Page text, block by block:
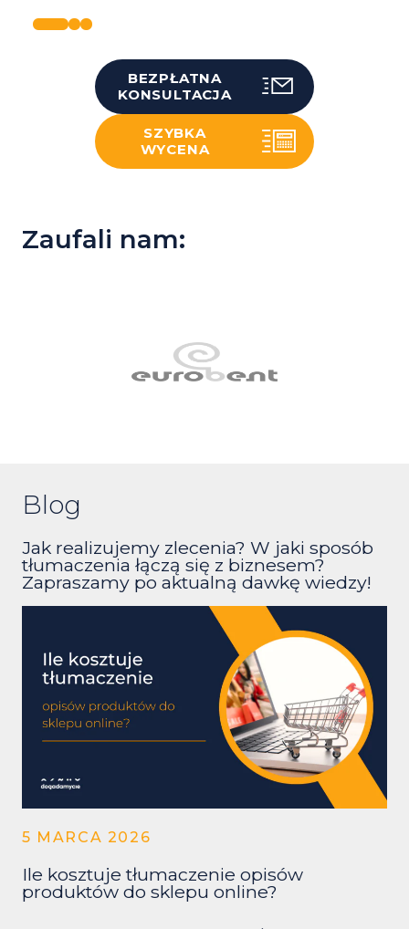
BEZPŁATNA
KONSULTACJA
SZYBKA
WYCENA
Zaufali nam:
Blog
Jak realizujemy zlecenia? W jaki sposób
tłumaczenia łączą się z biznesem?
Zapraszamy po aktualną dawkę wiedzy!
5 MARCA 2026
Ile kosztuje tłumaczenie opisów
produktów do sklepu online?